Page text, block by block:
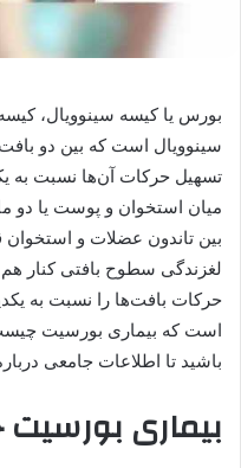
بورس یا کیسه سینوویال،
سینوویال است که بین دو
تسهیل حرکات آن‌ها نسبت
میان استخوان و پوست یا دو
بین تاندون عضلات و
لغزندگی سطوح بافتی کنار
حرکات بافت‌ها را نسبت به
است که بیماری بورسیت چیست؟
باشید تا اطلاعات جامعی
بیماری